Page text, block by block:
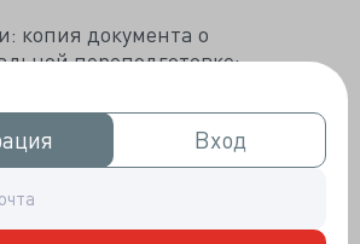
Вход
Вход
копия документа о
переподготовке;
о квалификации,
сведения об освоении
квалификации за
за отчетный